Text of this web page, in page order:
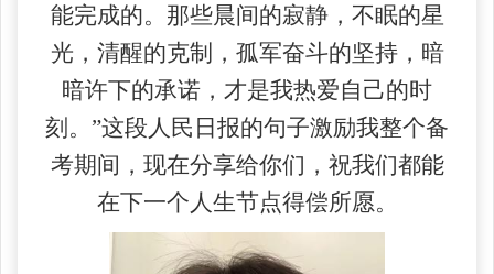
能完成的。那些晨间的寂静，不眠的星
光，清醒的克制，孤军奋斗的坚持，暗
暗许下的承诺，才是我热爱自己的时
刻。”这段人民日报的句子激励我整个备
考期间，现在分享给你们，祝我们都能
在下一个人生节点得偿所愿。